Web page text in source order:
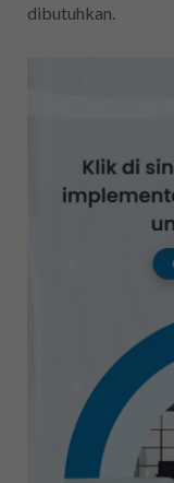
dibutuhkan.